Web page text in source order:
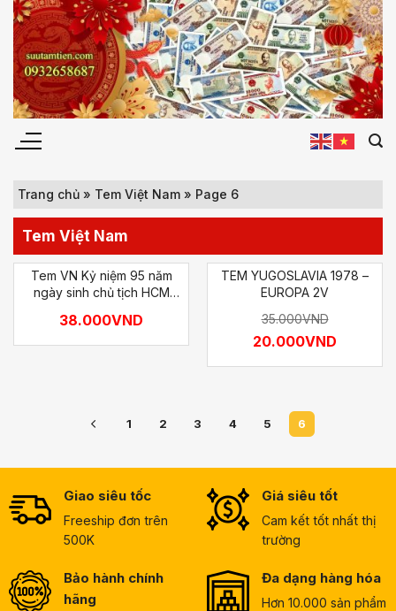
Chuyển
đến
nội
dung
Trang chủ » Tem Việt Nam » Page 6
Tem Việt Nam
Tem VN Kỷ niệm 95 năm
ngày sinh chủ tịch HCM
38.000VND
TEM YUGOSLAVIA 1978 –
EUROPA 2V
35.000VND
20.000VND
1 2 3 4 5 6
Giao siêu tốc
Freeship đơn trên
500K
Giá siêu tốt
Cam kết tốt nhất thị
trường
Bảo hành chính
hãng
Đa dạng hàng hóa
Hơn 10.000 sản phẩm